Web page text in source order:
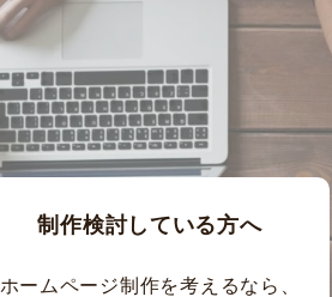
制作検討している方へ
ホームページ制作を考えるなら、